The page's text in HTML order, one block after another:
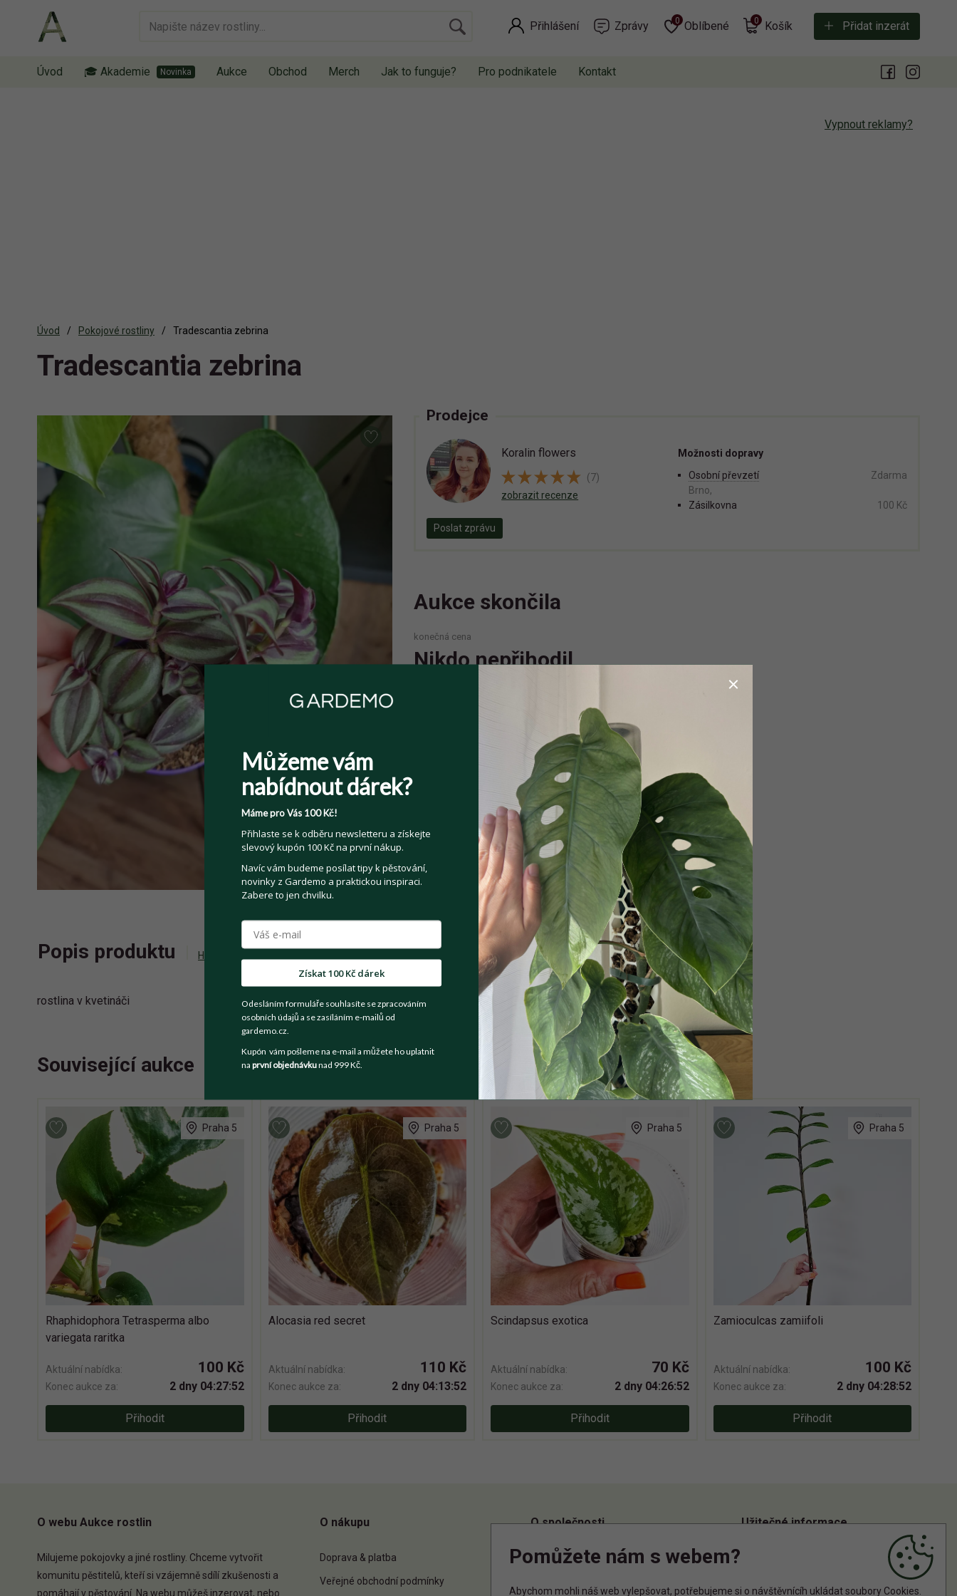
Přihlášení Zprávy Oblíbené
0 Košík
0 Přidat inzerát
Úvod 🎓 Akademie Aukce Obchod Merch Jak to funguje? Pro podnikatele Kontakt
Vypnout reklamy?
Úvod Pokojové rostliny Tradescantia zebrina
Tradescantia zebrina
Prodejce
Koralin flowers
(7)
zobrazit recenze
Poslat zprávu
Možnosti dopravy
Osobní převzetí
Brno,
Zdarma
Zásilkovna 100 Kč
Aukce skončila
konečná cena
Nikdo nepřihodil
Twitter
Kategorie: Pokojové rostliny
Popis produktu Historie příhozů
rostlina v kvetináči
Související aukce
Praha 5
Rhaphidophora Tetrasperma albo
variegata raritka
Aktuální nabídka: 100 Kč
Konec aukce za: 2 dny 04:27:51
Přihodit
Praha 5
Alocasia red secret
Aktuální nabídka: 110 Kč
Konec aukce za: 2 dny 04:13:51
Přihodit
Praha 5
Scindapsus exotica
Aktuální nabídka: 70 Kč
Konec aukce za: 2 dny 04:26:51
Přihodit
Praha 5
Zamioculcas zamiifoli
Aktuální nabídka: 100 Kč
Konec aukce za: 2 dny 04:28:51
Přihodit
O webu Aukce rostlin
Milujeme pokojovky a jiné rostliny. Chceme vytvořit
komunitu pěstitelů, kteří si vzájemně sdílí zkušenosti a
pomáhají v pěstování. Na webu můžeš inzerovat, nebo
O nákupu
Doprava & platba
Veřejné obchodní podmínky
O společnosti
O nás
Užitečné informace
Informace o zpracování osobních údajů
Pomůžete nám s webem?
Abychom mohli náš web vylepšovat, potřebujeme si o návštěvnícíh ukládat soubory Cookies.
Můžeme vám
nabídnout dárek?
Máme pro Vás 100 Kč!
Přihlaste se k odběru newsletteru a získejte
slevový kupón 100 Kč na první nákup.
Navíc vám budeme posílat tipy k pěstování,
novinky z Gardemo a praktickou inspiraci.
Zabere to jen chvilku.
Získat 100 Kč dárek
Odesláním formuláře souhlasíte se zpracováním
osobních údajů a se zasíláním e-mailů od
gardemo.cz.
Kupón vám pošleme na e-mail a můžete ho uplatnit
na první objednávkunad 999 Kč.